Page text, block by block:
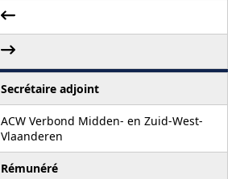
Secrétaire adjoint
ACW Verbond Midden- en Zuid-West-
Vlaanderen
Rémunéré